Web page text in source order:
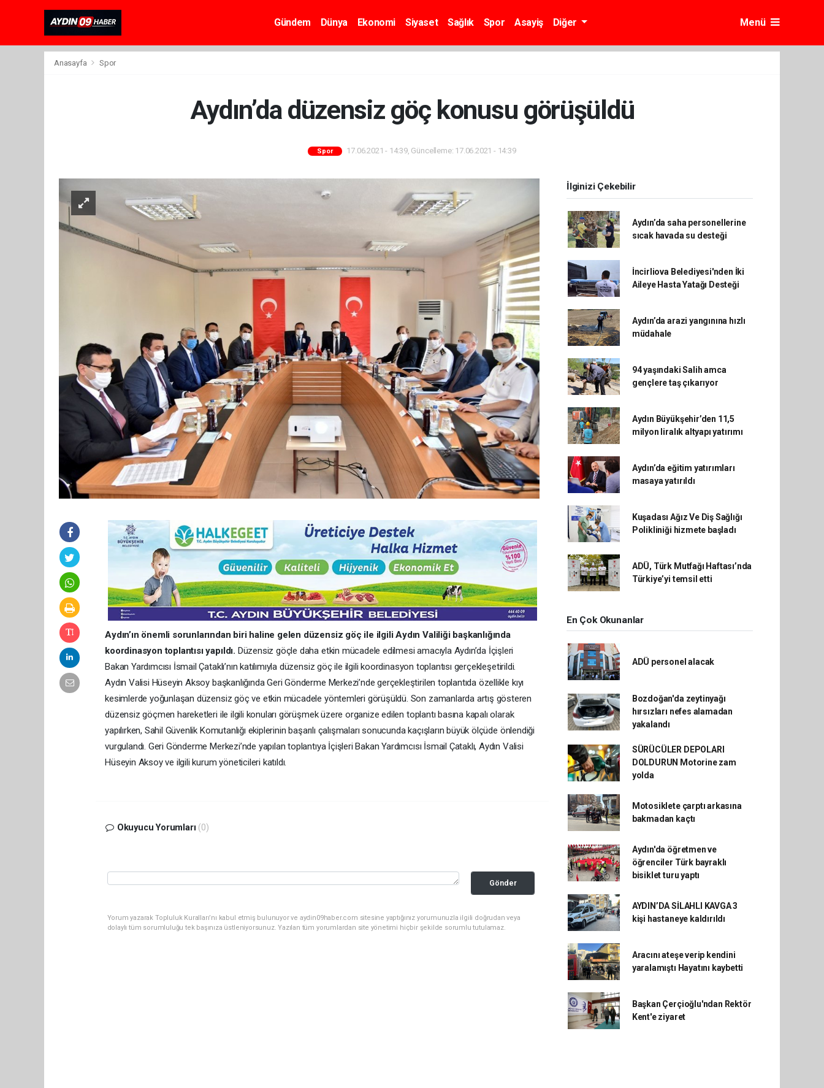
Gündem Dünya Ekonomi Siyaset Sağlık Spor Asayiş Diğer Menü
Anasayfa Spor
Aydın’da düzensiz göç konusu görüşüldü
Spor 17.06.2021 - 14:39, Güncelleme: 17.06.2021 - 14:39
Aydın’ın önemli sorunlarından biri haline gelen düzensiz göç ile ilgili Aydın Valiliği başkanlığında
koordinasyon toplantısı yapıldı. Düzensiz göçle daha etkin mücadele edilmesi amacıyla Aydın’da İçişleri
Bakan Yardımcısı İsmail Çataklı’nın katılımıyla düzensiz göç ile ilgili koordinasyon toplantısı gerçekleşetirildi.
Aydın Valisi Hüseyin Aksoy başkanlığında Geri Gönderme Merkezi’nde gerçekleştirilen toplantıda özellikle kıyı
kesimlerde yoğunlaşan düzensiz göç ve etkin mücadele yöntemleri görüşüldü. Son zamanlarda artış gösteren
düzensiz göçmen hareketleri ile ilgili konuları görüşmek üzere organize edilen toplantı basına kapalı olarak
yapılırken, Sahil Güvenlik Komutanlığı ekiplerinin başarılı çalışmaları sonucunda kaçışların büyük ölçüde önlendiği
vurgulandı. Geri Gönderme Merkezi’nde yapılan toplantıya İçişleri Bakan Yardımcısı İsmail Çataklı, Aydın Valisi
Hüseyin Aksoy ve ilgili kurum yöneticileri katıldı.
Okuyucu Yorumları (0)
Gönder
Yorum yazarak Topluluk Kuralları’nı kabul etmiş bulunuyor ve aydin09haber.com sitesine yaptığınız yorumunuzla ilgili doğrudan veya
dolaylı tüm sorumluluğu tek başınıza üstleniyorsunuz. Yazılan tüm yorumlardan site yönetimi hiçbir şekilde sorumlu tutulamaz.
İlginizi Çekebilir
Aydın’da saha personellerine
sıcak havada su desteği
İncirliova Belediyesi'nden İki
Aileye Hasta Yatağı Desteği
Aydın’da arazi yangınına hızlı
müdahale
94 yaşındaki Salih amca
gençlere taş çıkarıyor
Aydın Büyükşehir’den 11,5
milyon liralık altyapı yatırımı
Aydın’da eğitim yatırımları
masaya yatırıldı
Kuşadası Ağız Ve Diş Sağlığı
Polikliniği hizmete başladı
ADÜ, Türk Mutfağı Haftası’nda
Türkiye’yi temsil etti
En Çok Okunanlar
ADÜ personel alacak
Bozdoğan'da zeytinyağı
hırsızları nefes alamadan
yakalandı
SÜRÜCÜLER DEPOLARI
DOLDURUN Motorine zam
yolda
Motosiklete çarptı arkasına
bakmadan kaçtı
Aydın'da öğretmen ve
öğrenciler Türk bayraklı
bisiklet turu yaptı
AYDIN’DA SİLAHLI KAVGA 3
kişi hastaneye kaldırıldı
Aracını ateşe verip kendini
yaralamıştı Hayatını kaybetti
Başkan Çerçioğlu'ndan Rektör
Kent'e ziyaret